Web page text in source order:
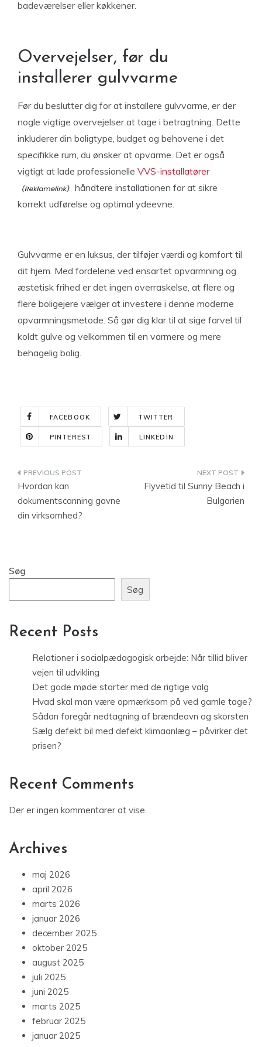
badeværelser eller køkkener.
Overvejelser, før du
installerer gulvvarme
Før du beslutter dig for at installere gulvvarme, er der
nogle vigtige overvejelser at tage i betragtning. Dette
inkluderer din boligtype, budget og behovene i det
specifikke rum, du ønsker at opvarme. Det er også
vigtigt at lade professionelle VVS-installatører
håndtere installationen for at sikre
korrekt udførelse og optimal ydeevne.
Gulvvarme er en luksus, der tilføjer værdi og komfort til
dit hjem. Med fordelene ved ensartet opvarmning og
æstetisk frihed er det ingen overraskelse, at flere og
flere boligejere vælger at investere i denne moderne
opvarmningsmetode. Så gør dig klar til at sige farvel til
koldt gulve og velkommen til en varmere og mere
behagelig bolig.
FACEBOOK TWITTER
PINTEREST LINKEDIN
Indlægsnavigation
Hvordan kan
dokumentscanning gavne
din virksomhed?
Flyvetid til Sunny Beach i
Bulgarien
Søg
Søg
Recent Posts
Relationer i socialpædagogisk arbejde: Når tillid bliver
vejen til udvikling
Det gode møde starter med de rigtige valg
Hvad skal man være opmærksom på ved gamle tage?
Sådan foregår nedtagning af brændeovn og skorsten
Sælg defekt bil med defekt klimaanlæg – påvirker det
prisen?
Recent Comments
Der er ingen kommentarer at vise.
Archives
maj 2026
april 2026
marts 2026
januar 2026
december 2025
oktober 2025
august 2025
juli 2025
juni 2025
marts 2025
februar 2025
januar 2025